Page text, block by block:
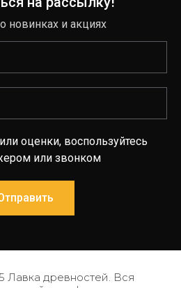
новинках и акциях
оценки, воспользуйтесь
или звонком
Лавка древностей. Вся